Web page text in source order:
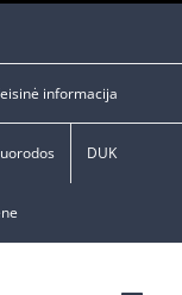
informacija
DUK